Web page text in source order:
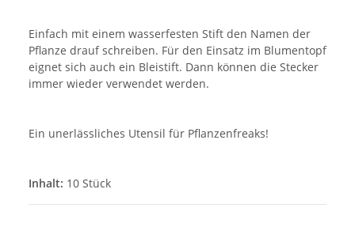
Einfach mit einem wasserfesten Stift den Namen der
Pflanze drauf schreiben. Für den Einsatz im Blumentopf
eignet sich auch ein Bleistift. Dann können die Stecker
immer wieder verwendet werden.
Ein unerlässliches Utensil für Pflanzenfreaks!
Inhalt: 10 Stück